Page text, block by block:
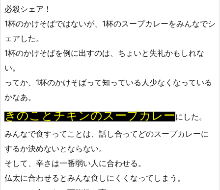
必殺シェア！
1杯のかけそばではないが、1杯のスープカレーをみんなでシ
ェアした。
1杯のかけそばを例に出すのは、ちょいと失礼かもしれな
い。
ってか、1杯のかけそばって知っている人少なくなっている
かなあ。
きのことチキンのスープカレーにした。
みんなで食すってことは、話し合ってどのスープカレーに
するか決めないとならない。
そして、辛さは一番弱い人に合わせる。
仏太に合わせるとみんな食しにくくなってしまう。